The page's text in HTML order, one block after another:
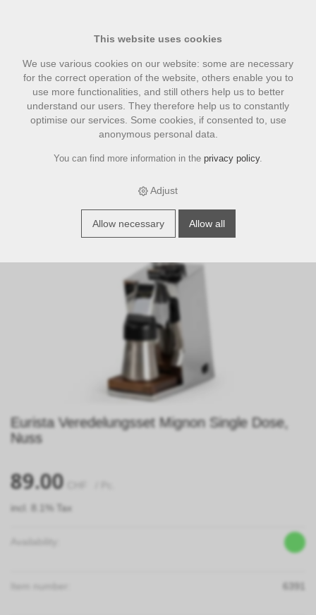
accesories › Eurista_Brewspire Zubehör › Eurista
Eurista Veredelungsset Mignon Single Dose,
Nuss
89.00
incl. 8.1% Tax
This website uses cookies
We use various cookies on our website: some are necessary
for the correct operation of the website, others enable you to
use more functionalities, and still others help us to better
understand our users. They therefore help us to constantly
optimise our services. Some cookies, if consented to, use
anonymous personal data.
You can find more information in the privacy policy.
Adjust
Allow necessary Allow all